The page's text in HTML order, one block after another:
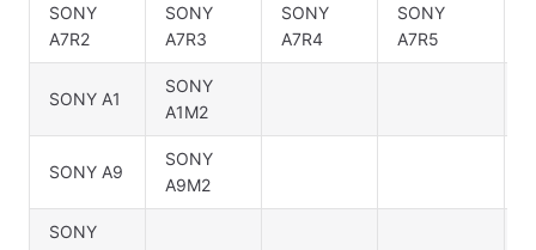
SONY
A7R2
SONY
A7R3
SONY
A7R4
SONY
A7R5
SONY A1
SONY
A1M2
SONY A9
SONY
A9M2
SONY